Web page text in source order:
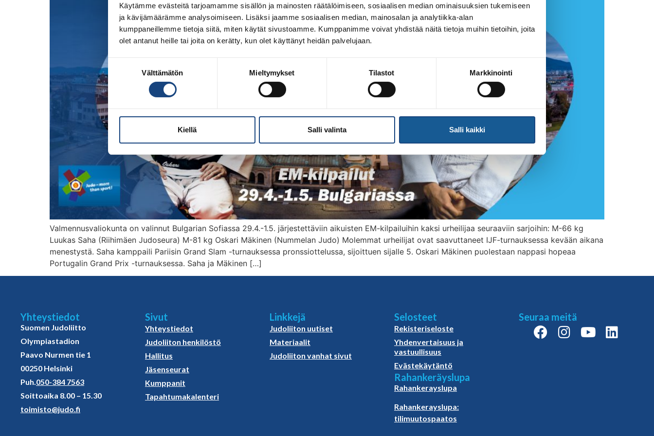
Käytämme evästeitä tarjoamamme sisällön ja mainosten räätälöimiseen, sosiaalisen median ominaisuuksien tukemiseen
ja kävijämäärämme analysoimiseen. Lisäksi jaamme sosiaalisen median, mainosalan ja analytiikka-alan
kumppaneillemme tietoja siitä, miten käytät sivustoamme. Kumppanimme voivat yhdistää näitä tietoja muihin tietoihin, joita
olet antanut heille tai joita on kerätty, kun olet käyttänyt heidän palvelujaan.
valinta
Välttämätön Mieltymykset Tilastot Markkinointi
Kiellä Salli valinta Salli kaikki
Valmennusvaliokunta on valinnut Bulgarian Sofiassa 29.4.-1.5. järjestettäviin aikuisten EM-kilpailuihin kaksi urheilijaa seuraaviin sarjoihin: M-66 kg
Luukas Saha (Riihimäen Judoseura) M-81 kg Oskari Mäkinen (Nummelan Judo) Molemmat urheilijat ovat saavuttaneet IJF-turnauksessa kevään aikana
menestystä. Saha kamppaili Pariisin Grand Slam -turnauksessa pronssiottelussa, sijoittuen sijalle 5. Oskari Mäkinen puolestaan nappasi hopeaa
Portugalin Grand Prix -turnauksessa. Saha ja Mäkinen […]
Yhteystiedot
Suomen Judoliitto
Olympiastadion
Paavo Nurmen tie 1
00250 Helsinki
Puh.050-384 7563
Soittoaika 8.00 – 15.30
toimisto@judo.fi
Sivut
Yhteystiedot
Judoliiton henkilöstö
Hallitus
Jäsenseurat
Kumppanit
Tapahtumakalenteri
Linkkejä
Judoliiton uutiset
Materiaalit
Judoliiton vanhat sivut
Selosteet
Rekisteriseloste
Yhdenvertaisuus ja
vastuullisuus
Evästekäytäntö
Rahankeräyslupa
Rahankerayslupa
Rahankerayslupa:
tilimuutospaatos
Seuraa meitä